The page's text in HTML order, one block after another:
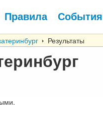
Правила События
Результаты